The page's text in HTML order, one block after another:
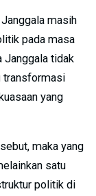
masih
pada masa
Janggala tidak
transformasi
yang
maka yang
satu
politik di